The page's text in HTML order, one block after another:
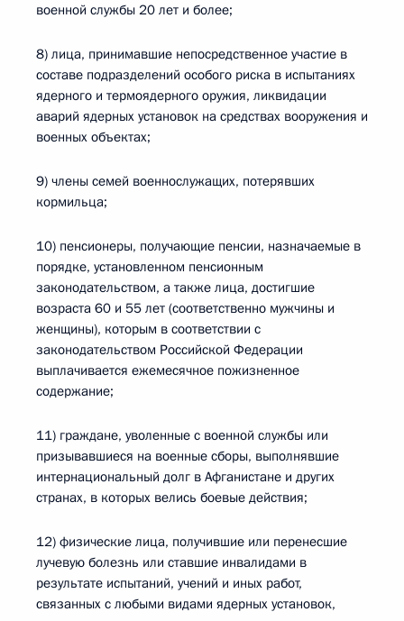
военной службы 20 лет и более;
8) лица, принимавшие непосредственное участие в
составе подразделений особого риска в испытаниях
ядерного и термоядерного оружия, ликвидации
аварий ядерных установок на средствах вооружения и
военных объектах;
9) члены семей военнослужащих, потерявших
кормильца;
10) пенсионеры, получающие пенсии, назначаемые в
порядке, установленном пенсионным
законодательством, а также лица, достигшие
возраста 60 и 55 лет (соответственно мужчины и
женщины), которым в соответствии с
законодательством Российской Федерации
выплачивается ежемесячное пожизненное
содержание;
11) граждане, уволенные с военной службы или
призывавшиеся на военные сборы, выполнявшие
интернациональный долг в Афганистане и других
странах, в которых велись боевые действия;
12) физические лица, получившие или перенесшие
лучевую болезнь или ставшие инвалидами в
результате испытаний, учений и иных работ,
связанных с любыми видами ядерных установок,